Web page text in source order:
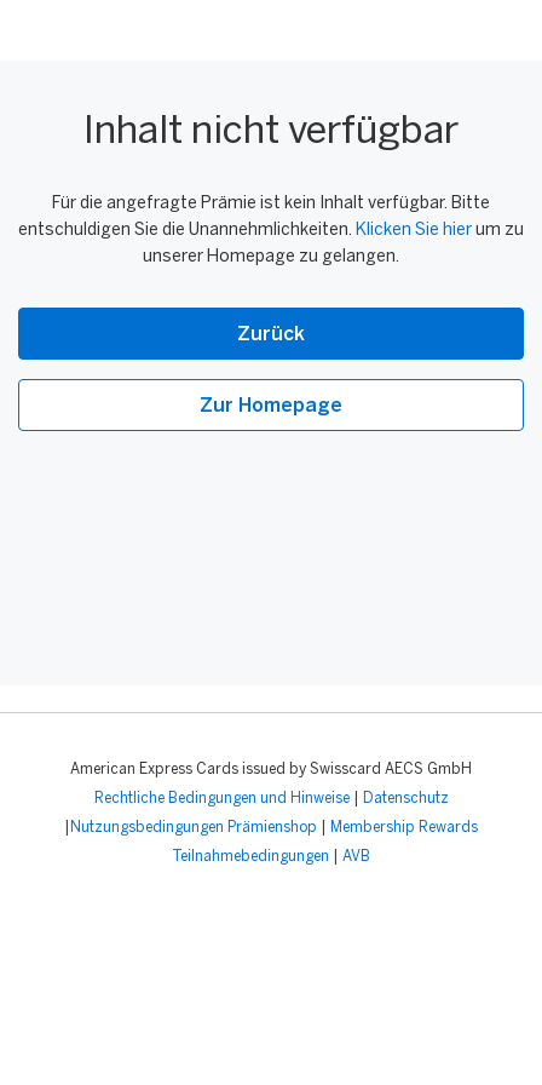
Inhalt nicht verfügbar
Für die angefragte Prämie ist kein Inhalt verfügbar. Bitte
entschuldigen Sie die Unannehmlichkeiten. Klicken Sie hier um zu
unserer Homepage zu gelangen.
Zurück
Zur Homepage
American Express Cards issued by Swisscard AECS GmbH
Rechtliche Bedingungen und Hinweise| Datenschutz
Nutzungsbedingungen Prämienshop Membership Rewards
Teilnahmebedingungen AVB